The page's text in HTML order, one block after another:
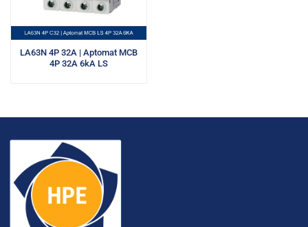
LA63N 4P 32A | Aptomat MCB
4P 32A 6kA LS